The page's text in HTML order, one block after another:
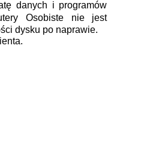
danych i programów
Osobiste nie jest
dysku po naprawie.